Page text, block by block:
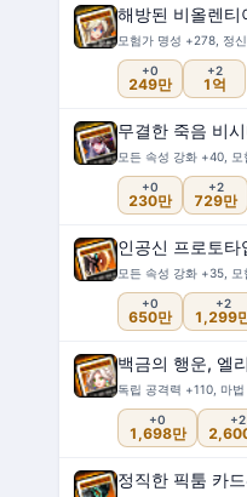
해방된 비올렌티
모험가 명성 +278, 정
+0
249만
+2
1억
무결한 죽음 비
모든 속성 강화 +40,
+0
230만
+2
729만
인공신 프로토타
모든 속성 강화 +35,
+0
650만
+2
1,299
백금의 행운, 엘
독립 공격력 +110, 마
+0
1,698만
+2
정직한 픽툼 카드